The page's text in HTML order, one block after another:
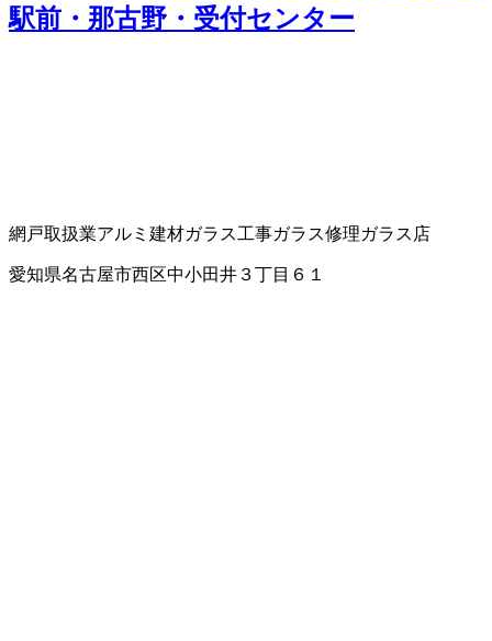
駅前・那古野・受付センター
網戸取扱業アルミ建材ガラス工事ガラス修理ガラス店
愛知県名古屋市西区中小田井３丁目６１